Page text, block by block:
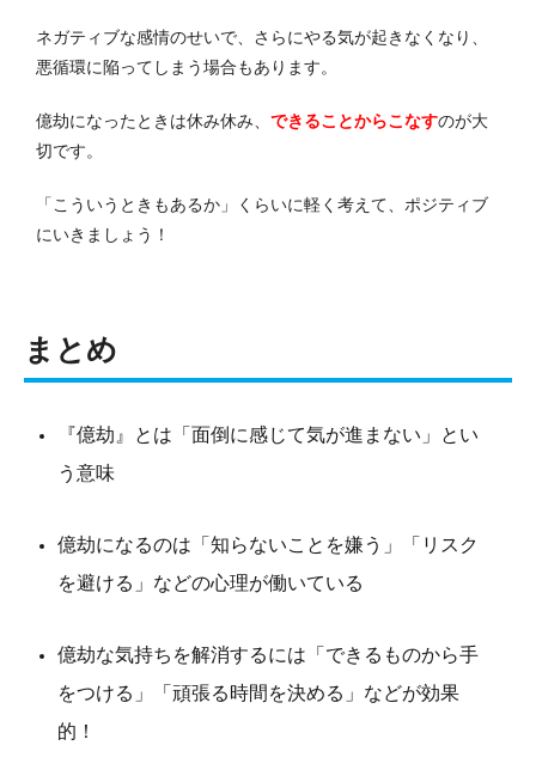
ネガティブな感情のせいで、さらにやる気が起きなくなり、
悪循環に陥ってしまう場合もあります。
億劫になったときは休み休み、 できることからこなすのが大
切です。
「こういうときもあるか」くらいに軽く考えて、ポジティブ
にいきましょう！
まとめ
『億劫』とは「面倒に感じて気が進まない」とい
う意味
億劫になるのは「知らないことを嫌う」「リスク
を避ける」などの心理が働いている
億劫な気持ちを解消するには「できるものから手
をつける」「頑張る時間を決める」などが効果
的！